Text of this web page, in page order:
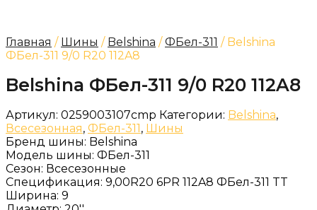
Главная / Шины / Belshina /ФБел-311 / Belshina
ФБел-311 9/0 R20 112A8
Belshina ФБел-311 9/0 R20 112A8
Артикул: 0259003107cmp Категории: Belshina,
Всесезонная, ФБел-311, Шины
Бренд шины: Belshina
Модель шины: ФБел-311
Сезон: Всесезонные
Спецификация: 9,00R20 6PR 112A8 ФБел-311 TT
Ширина: 9